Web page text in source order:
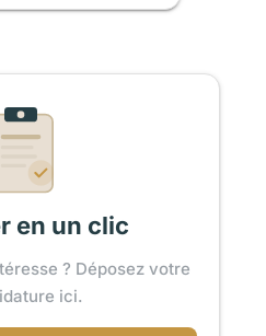
en un clic
? Déposez votre
ici.